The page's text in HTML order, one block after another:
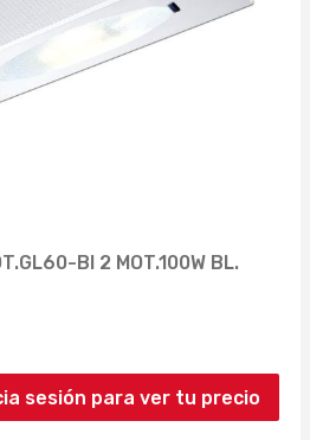
BI 2 MOT.100W BL.
sesión para ver tu precio